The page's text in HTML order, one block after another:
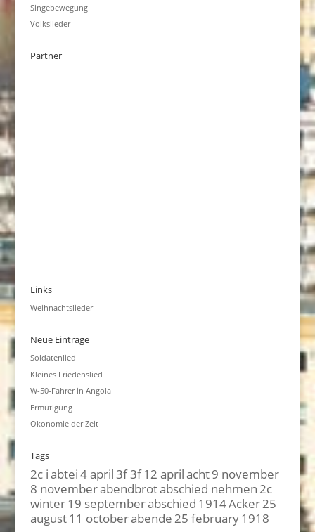
Singebewegung
Volkslieder
Partner
Links
Weihnachtslieder
Neue Einträge
Soldatenlied
Kleines Friedenslied
W-50-Fahrer in Angola
Ermutigung
Ökonomie der Zeit
Tags
2c iabtei4 april3f 3f12 aprilacht9 november
8 novemberabendbrotabschied nehmen2c
winter19 septemberabschied 1914Acker25
august11 octoberabende25 february1918